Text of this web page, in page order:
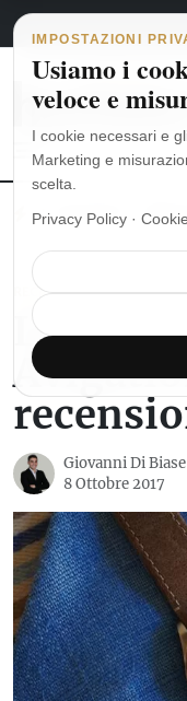
Vai al contenuto
Navigazione
6 agosto 2026
MoonSwatch: dalle
RECENSIONI OROLOGI
Giovanni Di Biase
8 Ottobre 2017
IMPOSTAZIONI
Usiamo i
veloce e
I cookie necessari e
Marketing e
scelta.
Privacy Policy ·